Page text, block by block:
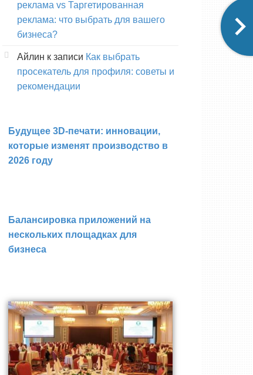
реклама vs Таргетированная
реклама: что выбрать для вашего
бизнеса?
Айлин к записи Как выбрать
просекатель для профиля: советы и
рекомендации
Будущее 3D-печати: инновации,
которые изменят производство в
2026 году
Балансировка приложений на
нескольких площадках для
бизнеса